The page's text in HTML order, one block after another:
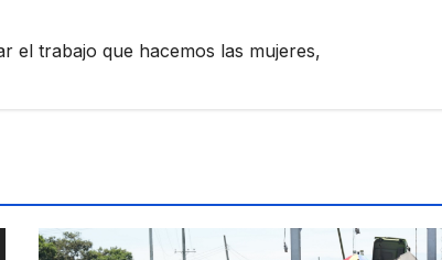
el trabajo que hacemos las mujeres,